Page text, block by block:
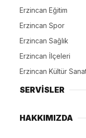
Erzincan Eğitim
Erzincan Spor
Erzincan Sağlık
Erzincan İlçeleri
Erzincan Kültür
SERVİSLER
HAKKIMIZDA